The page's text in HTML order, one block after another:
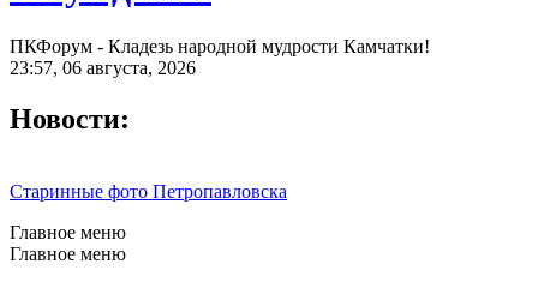
ПКФорум - Кладезь народной мудрости Камчатки!
23:57, 06 августа, 2026
Новости:
Старинные фото Петропавловска
Главное меню
Главное меню